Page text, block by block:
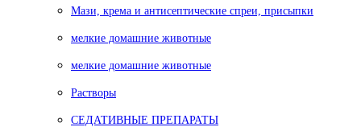
Мази, крема и антисептические спреи, присыпки
мелкие домашние животные
мелкие домашние животные
Растворы
СЕДАТИВНЫЕ ПРЕПАРАТЫ